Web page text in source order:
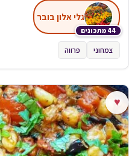
44 מתכונים
גלי אלון בובר
צמחוני פרווה
♥